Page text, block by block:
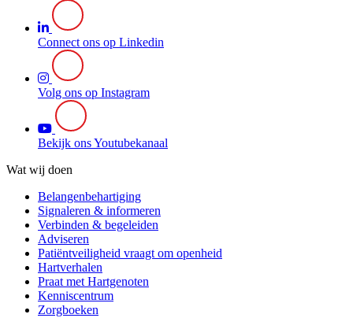
Connect ons op Linkedin
Volg ons op Instagram
Bekijk ons Youtubekanaal
Wat wij doen
Belangenbehartiging
Signaleren & informeren
Verbinden & begeleiden
Adviseren
Patiëntveiligheid vraagt om openheid
Hartverhalen
Praat met Hartgenoten
Kenniscentrum
Zorgboeken